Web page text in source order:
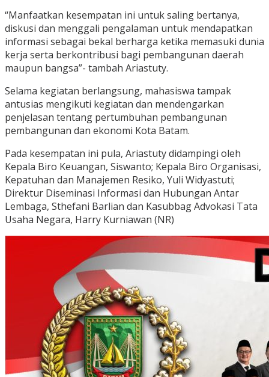
“Manfaatkan kesempatan ini untuk saling bertanya,
diskusi dan menggali pengalaman untuk mendapatkan
informasi sebagai bekal berharga ketika memasuki dunia
kerja serta berkontribusi bagi pembangunan daerah
maupun bangsa”- tambah Ariastuty.
Selama kegiatan berlangsung, mahasiswa tampak
antusias mengikuti kegiatan dan mendengarkan
penjelasan tentang pertumbuhan pembangunan
pembangunan dan ekonomi Kota Batam.
Pada kesempatan ini pula, Ariastuty didampingi oleh
Kepala Biro Keuangan, Siswanto; Kepala Biro Organisasi,
Kepatuhan dan Manajemen Resiko, Yuli Widyastuti;
Direktur Diseminasi Informasi dan Hubungan Antar
Lembaga, Sthefani Barlian dan Kasubbag Advokasi Tata
Usaha Negara, Harry Kurniawan (NR)